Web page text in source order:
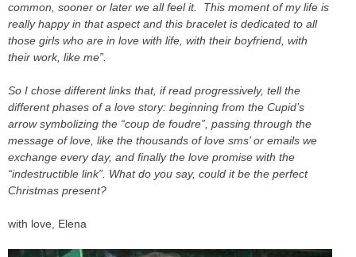
common, sooner or later we all feel it. This moment of my life is
really happy in that aspect and this bracelet is dedicated to all
those girls who are in love with life, with their boyfriend, with
their work, like me”.
So I chose different links that, if read progressively, tell the
different phases of a love story: beginning from the Cupid’s
arrow symbolizing the “coup de foudre”, passing through the
message of love, like the thousands of love sms’ or emails we
exchange every day, and finally the love promise with the
“indestructible link”. What do you say, could it be the perfect
Christmas present?
with love, Elena